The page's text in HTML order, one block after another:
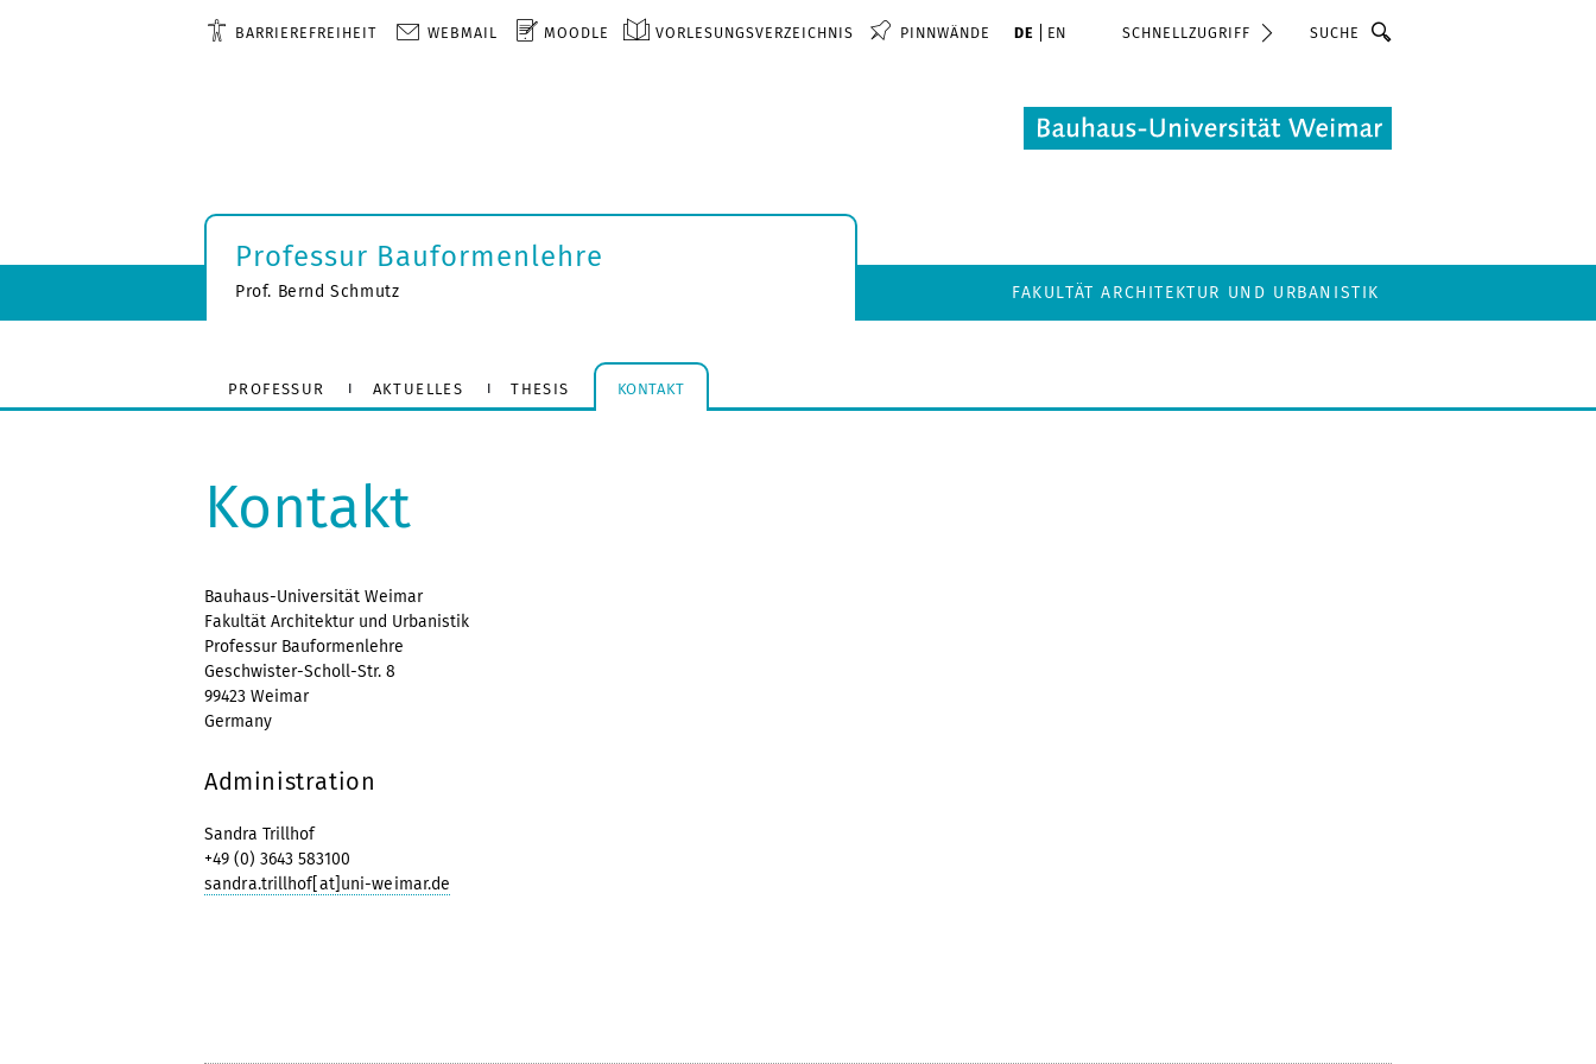
BARRIEREFREIHEIT WEBMAIL MOODLE VORLESUNGSVERZEICHNIS PINNWÄNDE DE EN SCHNELLZUGRIFF Suche
Professur Bauformenlehre
Prof. Bernd Schmutz FAKULTÄT ARCHITEKTUR UND URBANISTIK
PROFESSUR AKTUELLES THESIS KONTAKT
Kontakt
Bauhaus-Universität Weimar
Fakultät Architektur und Urbanistik
Professur Bauformenlehre
Geschwister-Scholl-Str. 8
99423 Weimar
Germany
Administration
Sandra Trillhof
+49 (0) 3643 583100
sandra.trillhof[at]uni-weimar.de